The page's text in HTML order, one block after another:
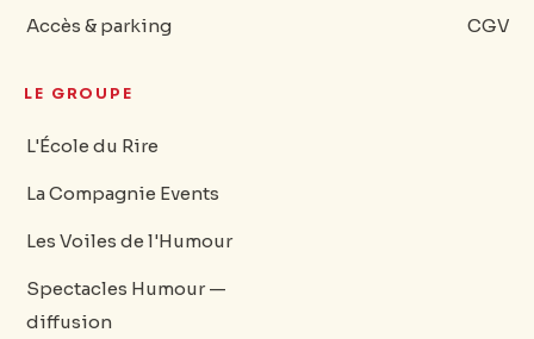
Accès & parking CGV
LE GROUPE
L'École du Rire
La Compagnie Events
Les Voiles de l'Humour
Spectacles Humour —
diffusion